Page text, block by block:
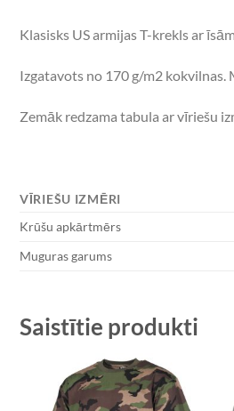
Klasisks US armijas T-krekls ar
Izgatavots no 170 g/m2
Zemāk redzama tabula ar vīriešu
VĪRIEŠU IZMĒRI
Krūšu apkārtmērs
Muguras garums
Saistītie produkti